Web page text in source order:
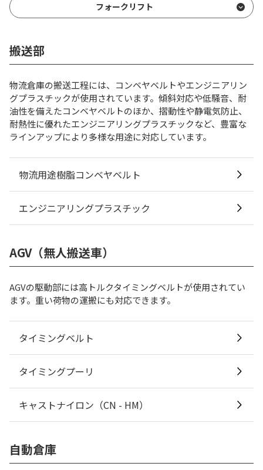
フォークリフト
搬送部
物流倉庫の搬送工程には、コンベヤベルトやエンジニアリン
グプラスチックが使用されています。傾斜対応や低騒音、耐
油性を備えたコンベヤベルトのほか、摺動性や静電気防止、
耐熱性に優れたエンジニアリングプラスチックなど、豊富な
ラインアップにより多様な用途に対応しています。
物流用途樹脂コンベヤベルト
エンジニアリングプラスチック
AGV（無人搬送車）
AGVの駆動部には高トルクタイミングベルトが使用されてい
ます。重い荷物の運搬にも対応できます。
タイミングベルト
タイミングプーリ
キャストナイロン（CN - HM）
自動倉庫